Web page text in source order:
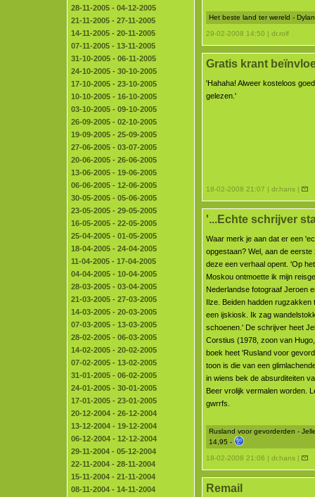
28-11-2005 - 04-12-2005
21-11-2005 - 27-11-2005
14-11-2005 - 20-11-2005
07-11-2005 - 13-11-2005
31-10-2005 - 06-11-2005
24-10-2005 - 30-10-2005
17-10-2005 - 23-10-2005
10-10-2005 - 16-10-2005
03-10-2005 - 09-10-2005
26-09-2005 - 02-10-2005
19-09-2005 - 25-09-2005
27-06-2005 - 03-07-2005
20-06-2005 - 26-06-2005
13-06-2005 - 19-06-2005
06-06-2005 - 12-06-2005
30-05-2005 - 05-06-2005
23-05-2005 - 29-05-2005
16-05-2005 - 22-05-2005
25-04-2005 - 01-05-2005
18-04-2005 - 24-04-2005
11-04-2005 - 17-04-2005
04-04-2005 - 10-04-2005
28-03-2005 - 03-04-2005
21-03-2005 - 27-03-2005
14-03-2005 - 20-03-2005
07-03-2005 - 13-03-2005
28-02-2005 - 06-03-2005
14-02-2005 - 20-02-2005
07-02-2005 - 13-02-2005
31-01-2005 - 06-02-2005
24-01-2005 - 30-01-2005
17-01-2005 - 23-01-2005
20-12-2004 - 26-12-2004
13-12-2004 - 19-12-2004
06-12-2004 - 12-12-2004
29-11-2004 - 05-12-2004
22-11-2004 - 28-11-2004
15-11-2004 - 21-11-2004
08-11-2004 - 14-11-2004
Het beste land ter wereld -
29-02-2008 14:50 | dr.rolf
Gratis krant
'Hahaha! Alweer kosteloos
gelezen.'
18-02-2008 21:07 | dr.hans |
'...Echte schrijver
Waar merk je aan dat er een
opgestaan? Wel, aan de eerste
deze een verhaal opent. 'Op
Moskou ontmoette ik mijn
Nederlandse fotograaf Jeroen
Ilze. Beiden hadden rugzakken
een ijskiosk. Ik zag
schoenen.' De schrijver heet
Corstius (1978, zoon van
boek heet 'Rusland voor
toon is die van een
in wiens bek de absurditeiten
Beer vrolijk vermalen worden.
gwrrfs.
Rusland voor gevorderden -
14,95 -
18-02-2008 21:06 | dr.hans |
Remail